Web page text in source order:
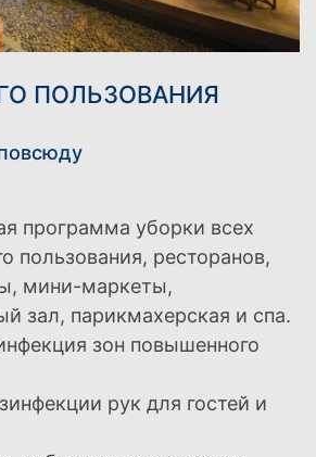
ПОЛЬЗОВАНИЯ
программа уборки всех
пользования, ресторанов,
мини-маркеты,
зал, парикмахерская и спа.
зон повышенного
рук для гостей и